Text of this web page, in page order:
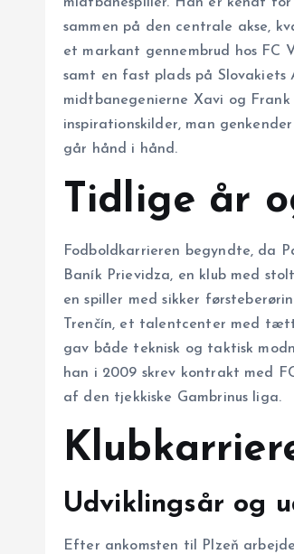
sammen på den centrale akse,
et markant gennembrud hos FC
samt en fast plads på Slovakiets
midtbanegenierne Xavi og
inspirationskilder, man
går hånd i hånd.
Tidlige år
Fodboldkarrieren begyndte, da
Baník Prievidza, en klub med
en spiller med sikker
Trenčín, et talentcenter med
gav både teknisk og taktisk
han i 2009 skrev kontrakt med
af den tjekkiske Gambrinus liga.
Udviklingsår og
Efter ankomsten til Plzeň